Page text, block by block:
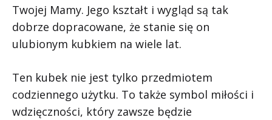
Twojej Mamy. Jego kształt i wygląd są tak
dobrze dopracowane, że stanie się on
ulubionym kubkiem na wiele lat.
Ten kubek nie jest tylko przedmiotem
codziennego użytku. To także symbol miłości i
wdzięczności, który zawsze będzie